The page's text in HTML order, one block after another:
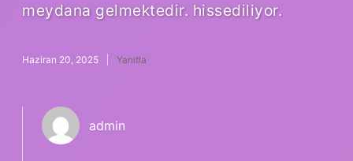
meydana gelmektedir. hissediliyor.
Haziran 20, 2025 Yanıtla
admin